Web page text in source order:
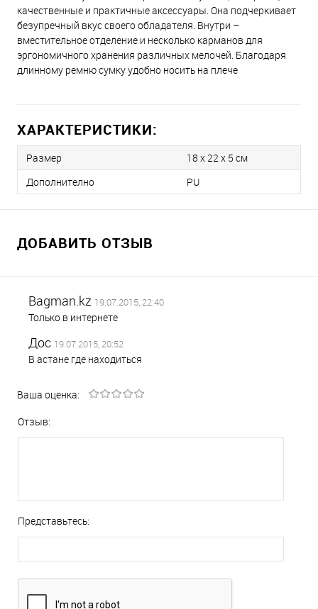
качественные и практичные аксессуары. Она подчеркивает
безупречный вкус своего обладателя. Внутри –
вместительное отделение и несколько карманов для
эргономичного хранения различных мелочей. Благодаря
длинному ремню сумку удобно носить на плече
ХАРАКТЕРИСТИКИ:
Размер
18 x 22 x 5 см
Дополнително
PU
ДОБАВИТЬ ОТЗЫВ
Bagman.kz 19.07.2015, 22:40
Только в интернете
Дос 19.07.2015, 20:52
В астане где находиться
Ваша оценка:
Отзыв:
Представьтесь: